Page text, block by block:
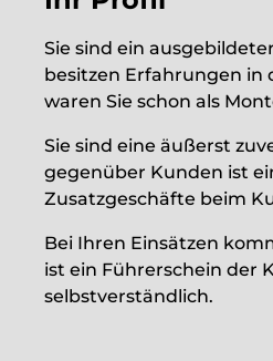
Sie sind ein
besitzen Erfahrungen
waren Sie schon als
Sie sind eine äußerst
gegenüber Kunden ist
Zusatzgeschäfte beim
Bei Ihren Einsätzen
ist ein Führerschein der
selbstverständlich.